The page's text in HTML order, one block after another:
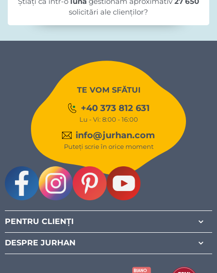
solicitări ale clienților?
TE VOM SFĂTUI
+40 373 812 631
Lu - Vi: 8:00 - 16:00
info@jurhan.com
Puteți scrie în orice moment
PENTRU CLIENȚI
DESPRE JURHAN